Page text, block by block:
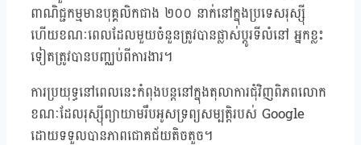
ពាណិជ្ជកម្មមានបុគ្គលិកជាង ២០០ នាក់នៅក្នុងប្រទេសរុស្ស៊ី
ហើយខណៈពេលដែលមួយចំនួនត្រូវបានផ្លាស់ប្តូរទីលំនៅ អ្នកខ្លះ
ទៀតត្រូវបានបញ្ឈប់ពីការងារ។
ការប្រយុទ្ធនៅពេលនេះកំពុងបន្តនៅក្នុងតុលាការជុំវិញពិភពលោក
ខណៈដែលរុស្ស៊ីព្យាយាមរឹបអូសទ្រព្យសម្បត្តិរបស់ Google
ដោយទទួលបានភាពជោគជ័យតិចតួច។